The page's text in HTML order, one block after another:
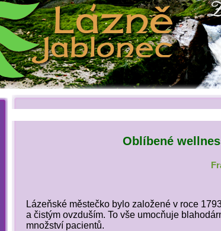
Oblíbené
Lázeňské městečko bylo založené v roce
a čistým ovzduším. To vše umocňuje
množství pacientů.